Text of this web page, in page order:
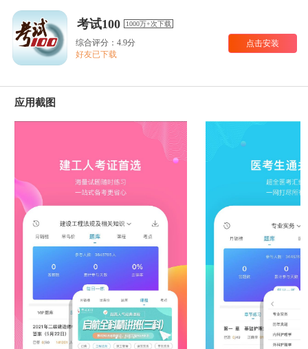
考试100 1000万+次下载
综合评分：4.9分
好友已下载
点击安装
应用截图